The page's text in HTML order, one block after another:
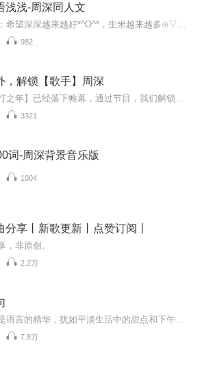
浅浅-周深同人文
982
，解锁【歌手】周深
3321
词-周深背景音乐版
1004
分享丨新歌更新丨点赞订阅丨
，非原创。
2.2万
7.8万